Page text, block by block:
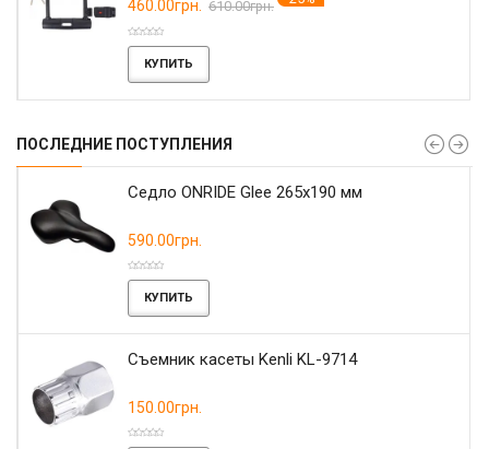
460.00грн. 610.00грн.
КУПИТЬ
ПОСЛЕДНИЕ ПОСТУПЛЕНИЯ
Седло ONRIDE Glee 265x190 мм
590.00грн.
КУПИТЬ
Съемник касеты Kenli KL-9714
150.00грн.